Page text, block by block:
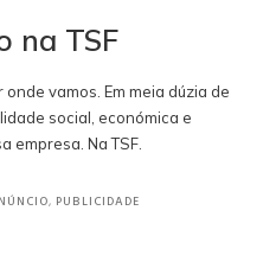
na TSF
vamos. Em meia dúzia de
social, económica e
empresa. Na TSF.
, PUBLICIDADE